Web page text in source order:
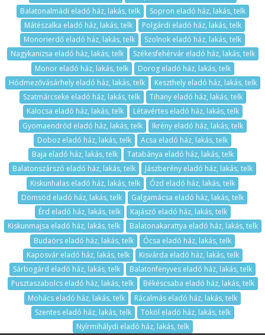
Balatonalmádi eladó ház, lakás, telk
Sopron eladó ház, lakás, telk
Mátészalka eladó ház, lakás, telk
Polgárdi eladó ház, lakás, telk
Monorierdő eladó ház, lakás, telk
Szolnok eladó ház, lakás, telk
Nagykanizsa eladó ház, lakás, telk
Székesfehérvár eladó ház, lakás, telk
Monor eladó ház, lakás, telk
Dorog eladó ház, lakás, telk
Hódmezővásárhely eladó ház, lakás, telk
Keszthely eladó ház, lakás, telk
Szatmárcseke eladó ház, lakás, telk
Tihany eladó ház, lakás, telk
Kalocsa eladó ház, lakás, telk
Létavértes eladó ház, lakás, telk
Gyomaendrőd eladó ház, lakás, telk
Ikrény eladó ház, lakás, telk
Doboz eladó ház, lakás, telk
Acsa eladó ház, lakás, telk
Baja eladó ház, lakás, telk
Tatabánya eladó ház, lakás, telk
Balatonszárszó eladó ház, lakás, telk
Jászberény eladó ház, lakás, telk
Kiskunhalas eladó ház, lakás, telk
Ózd eladó ház, lakás, telk
Dömsöd eladó ház, lakás, telk
Galgamácsa eladó ház, lakás, telk
Érd eladó ház, lakás, telk
Kajászó eladó ház, lakás, telk
Kiskunmajsa eladó ház, lakás, telk
Balatonakarattya eladó ház, lakás, telk
Budaörs eladó ház, lakás, telk
Ócsa eladó ház, lakás, telk
Kaposvár eladó ház, lakás, telk
Kisvárda eladó ház, lakás, telk
Sárbogárd eladó ház, lakás, telk
Balatonfenyves eladó ház, lakás, telk
Pusztaszabolcs eladó ház, lakás, telk
Békéscsaba eladó ház, lakás, telk
Mohács eladó ház, lakás, telk
Rácalmás eladó ház, lakás, telk
Szentes eladó ház, lakás, telk
Tököl eladó ház, lakás, telk
Nyírmihálydi eladó ház, lakás, telk